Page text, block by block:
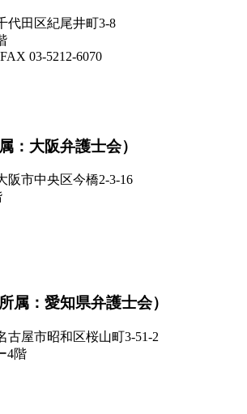
代田区紀尾井町3-8
03-5212-6070
属：大阪弁護士会）
阪市中央区今橋2-3-16
所属：愛知県弁護士会）
古屋市昭和区桜山町3-51-2
4階